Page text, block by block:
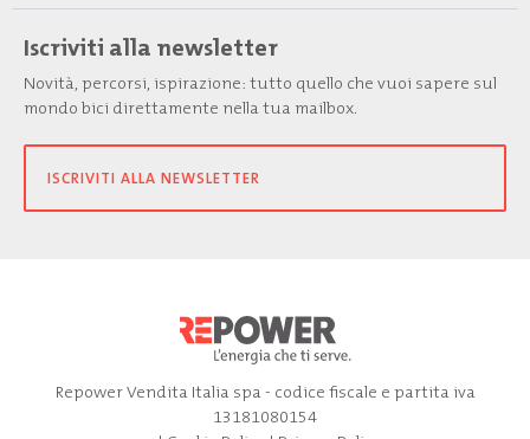
Iscriviti alla newsletter
Novità, percorsi, ispirazione: tutto quello che vuoi sapere sul
mondo bici direttamente nella tua mailbox.
ISCRIVITI ALLA NEWSLETTER
Repower Vendita Italia spa - codice fiscale e partita iva
13181080154